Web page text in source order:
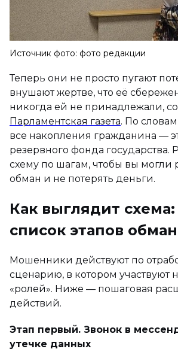
Источник фото: фото редакции
Теперь они не просто пугают
внушают жертве, что её
никогда ей не принадлежали,
Парламентская газета. По
все накопления гражданина —
резервного фонда государства.
схему по шагам, чтобы вы могли
обман и не потерять деньги.
Как выглядит
список этапов
Мошенники действуют по
сценарию, в котором участвуют
«ролей». Ниже — пошаговая
действий.
Этап первый. Звонок в
утечке данных